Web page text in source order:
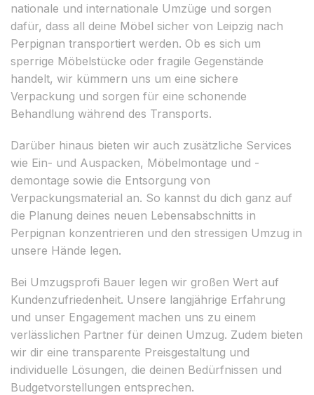
nationale und internationale Umzüge und sorgen
dafür, dass all deine Möbel sicher von Leipzig nach
Perpignan transportiert werden. Ob es sich um
sperrige Möbelstücke oder fragile Gegenstände
handelt, wir kümmern uns um eine sichere
Verpackung und sorgen für eine schonende
Behandlung während des Transports.
Darüber hinaus bieten wir auch zusätzliche Services
wie Ein- und Auspacken, Möbelmontage und -
demontage sowie die Entsorgung von
Verpackungsmaterial an. So kannst du dich ganz auf
die Planung deines neuen Lebensabschnitts in
Perpignan konzentrieren und den stressigen Umzug in
unsere Hände legen.
Bei Umzugsprofi Bauer legen wir großen Wert auf
Kundenzufriedenheit. Unsere langjährige Erfahrung
und unser Engagement machen uns zu einem
verlässlichen Partner für deinen Umzug. Zudem bieten
wir dir eine transparente Preisgestaltung und
individuelle Lösungen, die deinen Bedürfnissen und
Budgetvorstellungen entsprechen.